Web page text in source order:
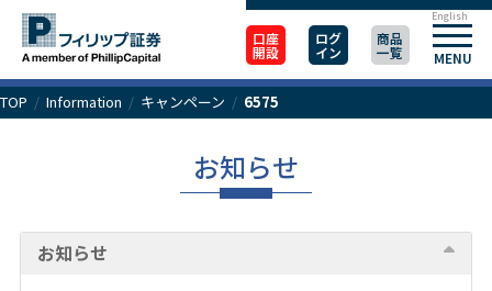
口座
開設
ログ
イン
商品
一覧 MENU
English
TOP / Information / キャンペーン / 6575
お知らせ
お知らせ